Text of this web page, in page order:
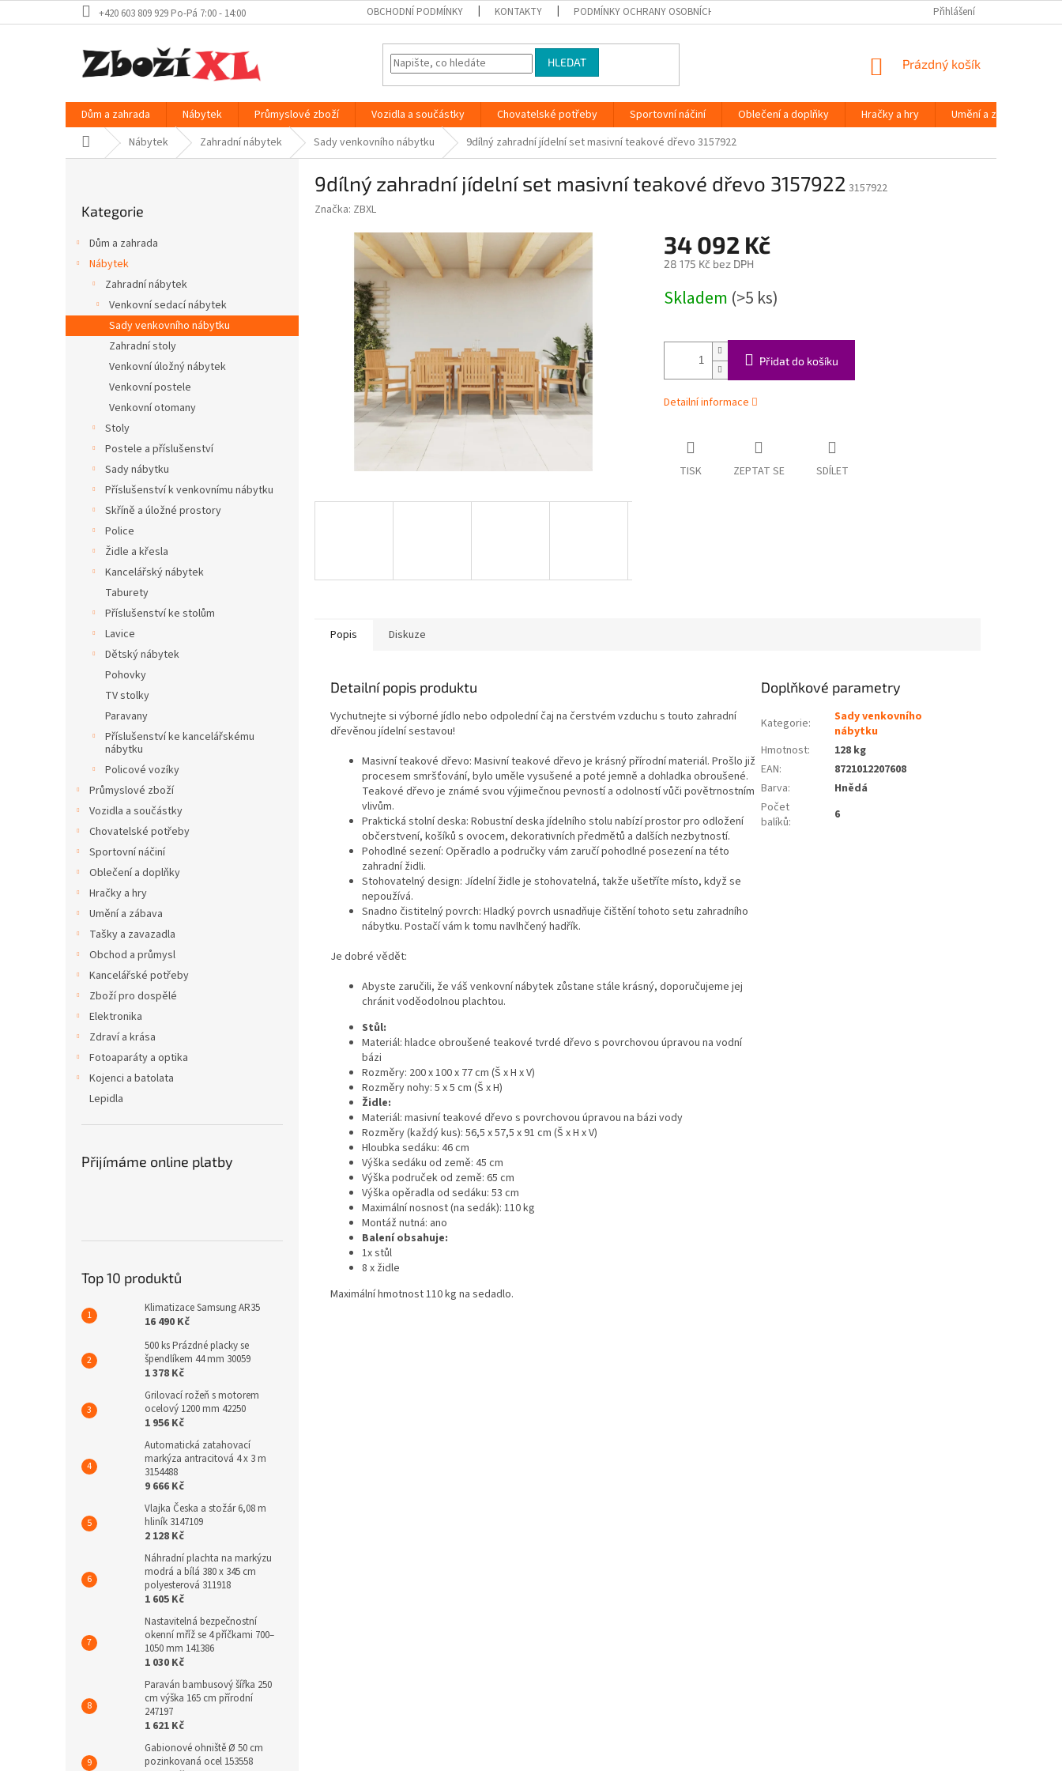
na
+420 603 809 929 Po-Pá 7:00 - 14:00 OBCHODNÍ PODMÍNKY KONTAKTY PODMÍNKY OCHRANY OSOBNÍCH ÚDAJŮ Přihlášení
HLEDAT
NÁKUPNÍ
Prázdný košík
Dům a zahrada Nábytek Průmyslové zboží Vozidla a součástky Chovatelské potřeby Sportovní náčiní Oblečení a doplňky Hračky a hry Umění a zábava
Domů Nábytek Zahradní nábytek Sady venkovního nábytku 9dílný zahradní jídelní set masivní teakové dřevo 3157922
a
kategorie
Kategorie
Dům a zahrada
Nábytek
Zahradní nábytek
Venkovní sedací nábytek
Sady venkovního nábytku
Zahradní stoly
Venkovní úložný nábytek
Venkovní postele
Venkovní otomany
Stoly
Postele a příslušenství
Sady nábytku
Příslušenství k venkovnímu nábytku
Skříně a úložné prostory
Police
Židle a křesla
Kancelářský nábytek
Taburety
Příslušenství ke stolům
Lavice
Dětský nábytek
Pohovky
TV stolky
Paravany
Příslušenství ke kancelářskému
nábytku
Policové vozíky
Průmyslové zboží
Vozidla a součástky
Chovatelské potřeby
Sportovní náčiní
Oblečení a doplňky
Hračky a hry
Umění a zábava
Tašky a zavazadla
Obchod a průmysl
Kancelářské potřeby
Zboží pro dospělé
Elektronika
Zdraví a krása
Fotoaparáty a optika
Kojenci a batolata
Lepidla
Přijímáme online platby
Top 10 produktů
Klimatizace Samsung AR35
16 490 Kč
500 ks Prázdné placky se
špendlíkem 44 mm 30059
1 378 Kč
Grilovací rožeň s motorem
ocelový 1200 mm 42250
1 956 Kč
Automatická zatahovací
markýza antracitová 4 x 3 m
3154488
9 666 Kč
Vlajka Česka a stožár 6,08 m
hliník 3147109
2 128 Kč
Náhradní plachta na markýzu
modrá a bílá 380 x 345 cm
polyesterová 311918
1 605 Kč
Nastavitelná bezpečnostní
okenní mříž se 4 příčkami 700–
1050 mm 141386
1 030 Kč
Paraván bambusový šířka 250
cm výška 165 cm přírodní
247197
1 621 Kč
Gabionové ohniště Ø 50 cm
pozinkovaná ocel 153558
9dílný zahradní jídelní set masivní teakové dřevo 3157922 3157922
Značka: ZBXL
34 092 Kč
28 175 Kč bez DPH
cena:
Skladem (>5 ks)
Přidat do košíku
Detailní informace
TISK ZEPTAT SE SDÍLET
Popis Diskuze
Detailní popis produktu
Vychutnejte si výborné jídlo nebo odpolední čaj na čerstvém vzduchu s touto zahradní
dřevěnou jídelní sestavou!
Masivní teakové dřevo: Masivní teakové dřevo je krásný přírodní materiál. Prošlo již
procesem smršťování, bylo uměle vysušené a poté jemně a dohladka obroušené.
Teakové dřevo je známé svou výjimečnou pevností a odolností vůči povětrnostním
vlivům.
Praktická stolní deska: Robustní deska jídelního stolu nabízí prostor pro odložení
občerstvení, košíků s ovocem, dekorativních předmětů a dalších nezbytností.
Pohodlné sezení: Opěradlo a područky vám zaručí pohodlné posezení na této
zahradní židli.
Stohovatelný design: Jídelní židle je stohovatelná, takže ušetříte místo, když se
nepoužívá.
Snadno čistitelný povrch: Hladký povrch usnadňuje čištění tohoto setu zahradního
nábytku. Postačí vám k tomu navlhčený hadřík.
Je dobré vědět:
Abyste zaručili, že váš venkovní nábytek zůstane stále krásný, doporučujeme jej
chránit voděodolnou plachtou.
Stůl:
Materiál: hladce obroušené teakové tvrdé dřevo s povrchovou úpravou na vodní
bázi
Rozměry: 200 x 100 x 77 cm (Š x H x V)
Rozměry nohy: 5 x 5 cm (Š x H)
Židle:
Materiál: masivní teakové dřevo s povrchovou úpravou na bázi vody
Rozměry (každý kus): 56,5 x 57,5 x 91 cm (Š x H x V)
Hloubka sedáku: 46 cm
Výška sedáku od země: 45 cm
Výška područek od země: 65 cm
Výška opěradla od sedáku: 53 cm
Maximální nosnost (na sedák): 110 kg
Montáž nutná: ano
Balení obsahuje:
1x stůl
8 x židle
Maximální hmotnost 110 kg na sedadlo.
Doplňkové parametry
Kategorie:
Sady venkovního
nábytku
Hmotnost:
128 kg
EAN:
8721012207608
Barva:
Hnědá
Počet
balíků: 6